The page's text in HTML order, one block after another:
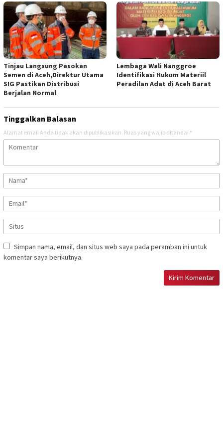
Tinjau Langsung Pasokan
Semen di Aceh,Direktur Utama
SIG Pastikan Distribusi
Berjalan Normal
Lembaga Wali Nanggroe
Identifikasi Hukum Materiil
Peradilan Adat di Aceh Barat
Tinggalkan Balasan
Alamat email Anda tidak akan dipublikasikan. Ruas yang wajib ditandai *
Simpan nama, email, dan situs web saya pada peramban ini untuk
komentar saya berikutnya.